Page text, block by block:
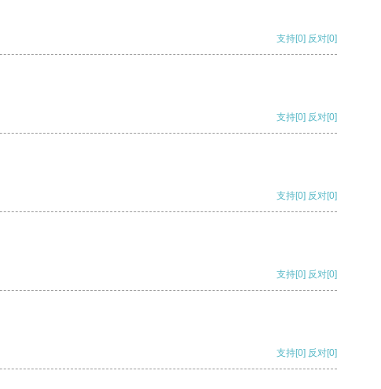
支持[0] 反对[0]
支持[0] 反对[0]
支持[0] 反对[0]
支持[0] 反对[0]
支持[0] 反对[0]